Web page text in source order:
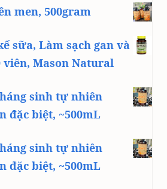
men, 500gram
sữa, Làm sạch gan và
viên, Mason Natural
sinh tự nhiên
đặc biệt, ~500mL
sinh tự nhiên
đặc biệt, ~500mL